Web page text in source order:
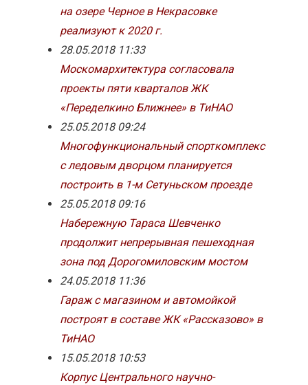
на озере Черное в Некрасовке
реализуют к 2020 г.
28.05.2018 11:33
Москомархитектура согласовала
проекты пяти кварталов ЖК
«Переделкино Ближнее» в ТиНАО
25.05.2018 09:24
Многофункциональный спорткомплекс
с ледовым дворцом планируется
построить в 1-м Сетуньском проезде
25.05.2018 09:16
Набережную Тараса Шевченко
продолжит непрерывная пешеходная
зона под Дорогомиловским мостом
24.05.2018 11:36
Гараж с магазином и автомойкой
построят в составе ЖК «Рассказово» в
ТиНАО
15.05.2018 10:53
Корпус Центрального научно-